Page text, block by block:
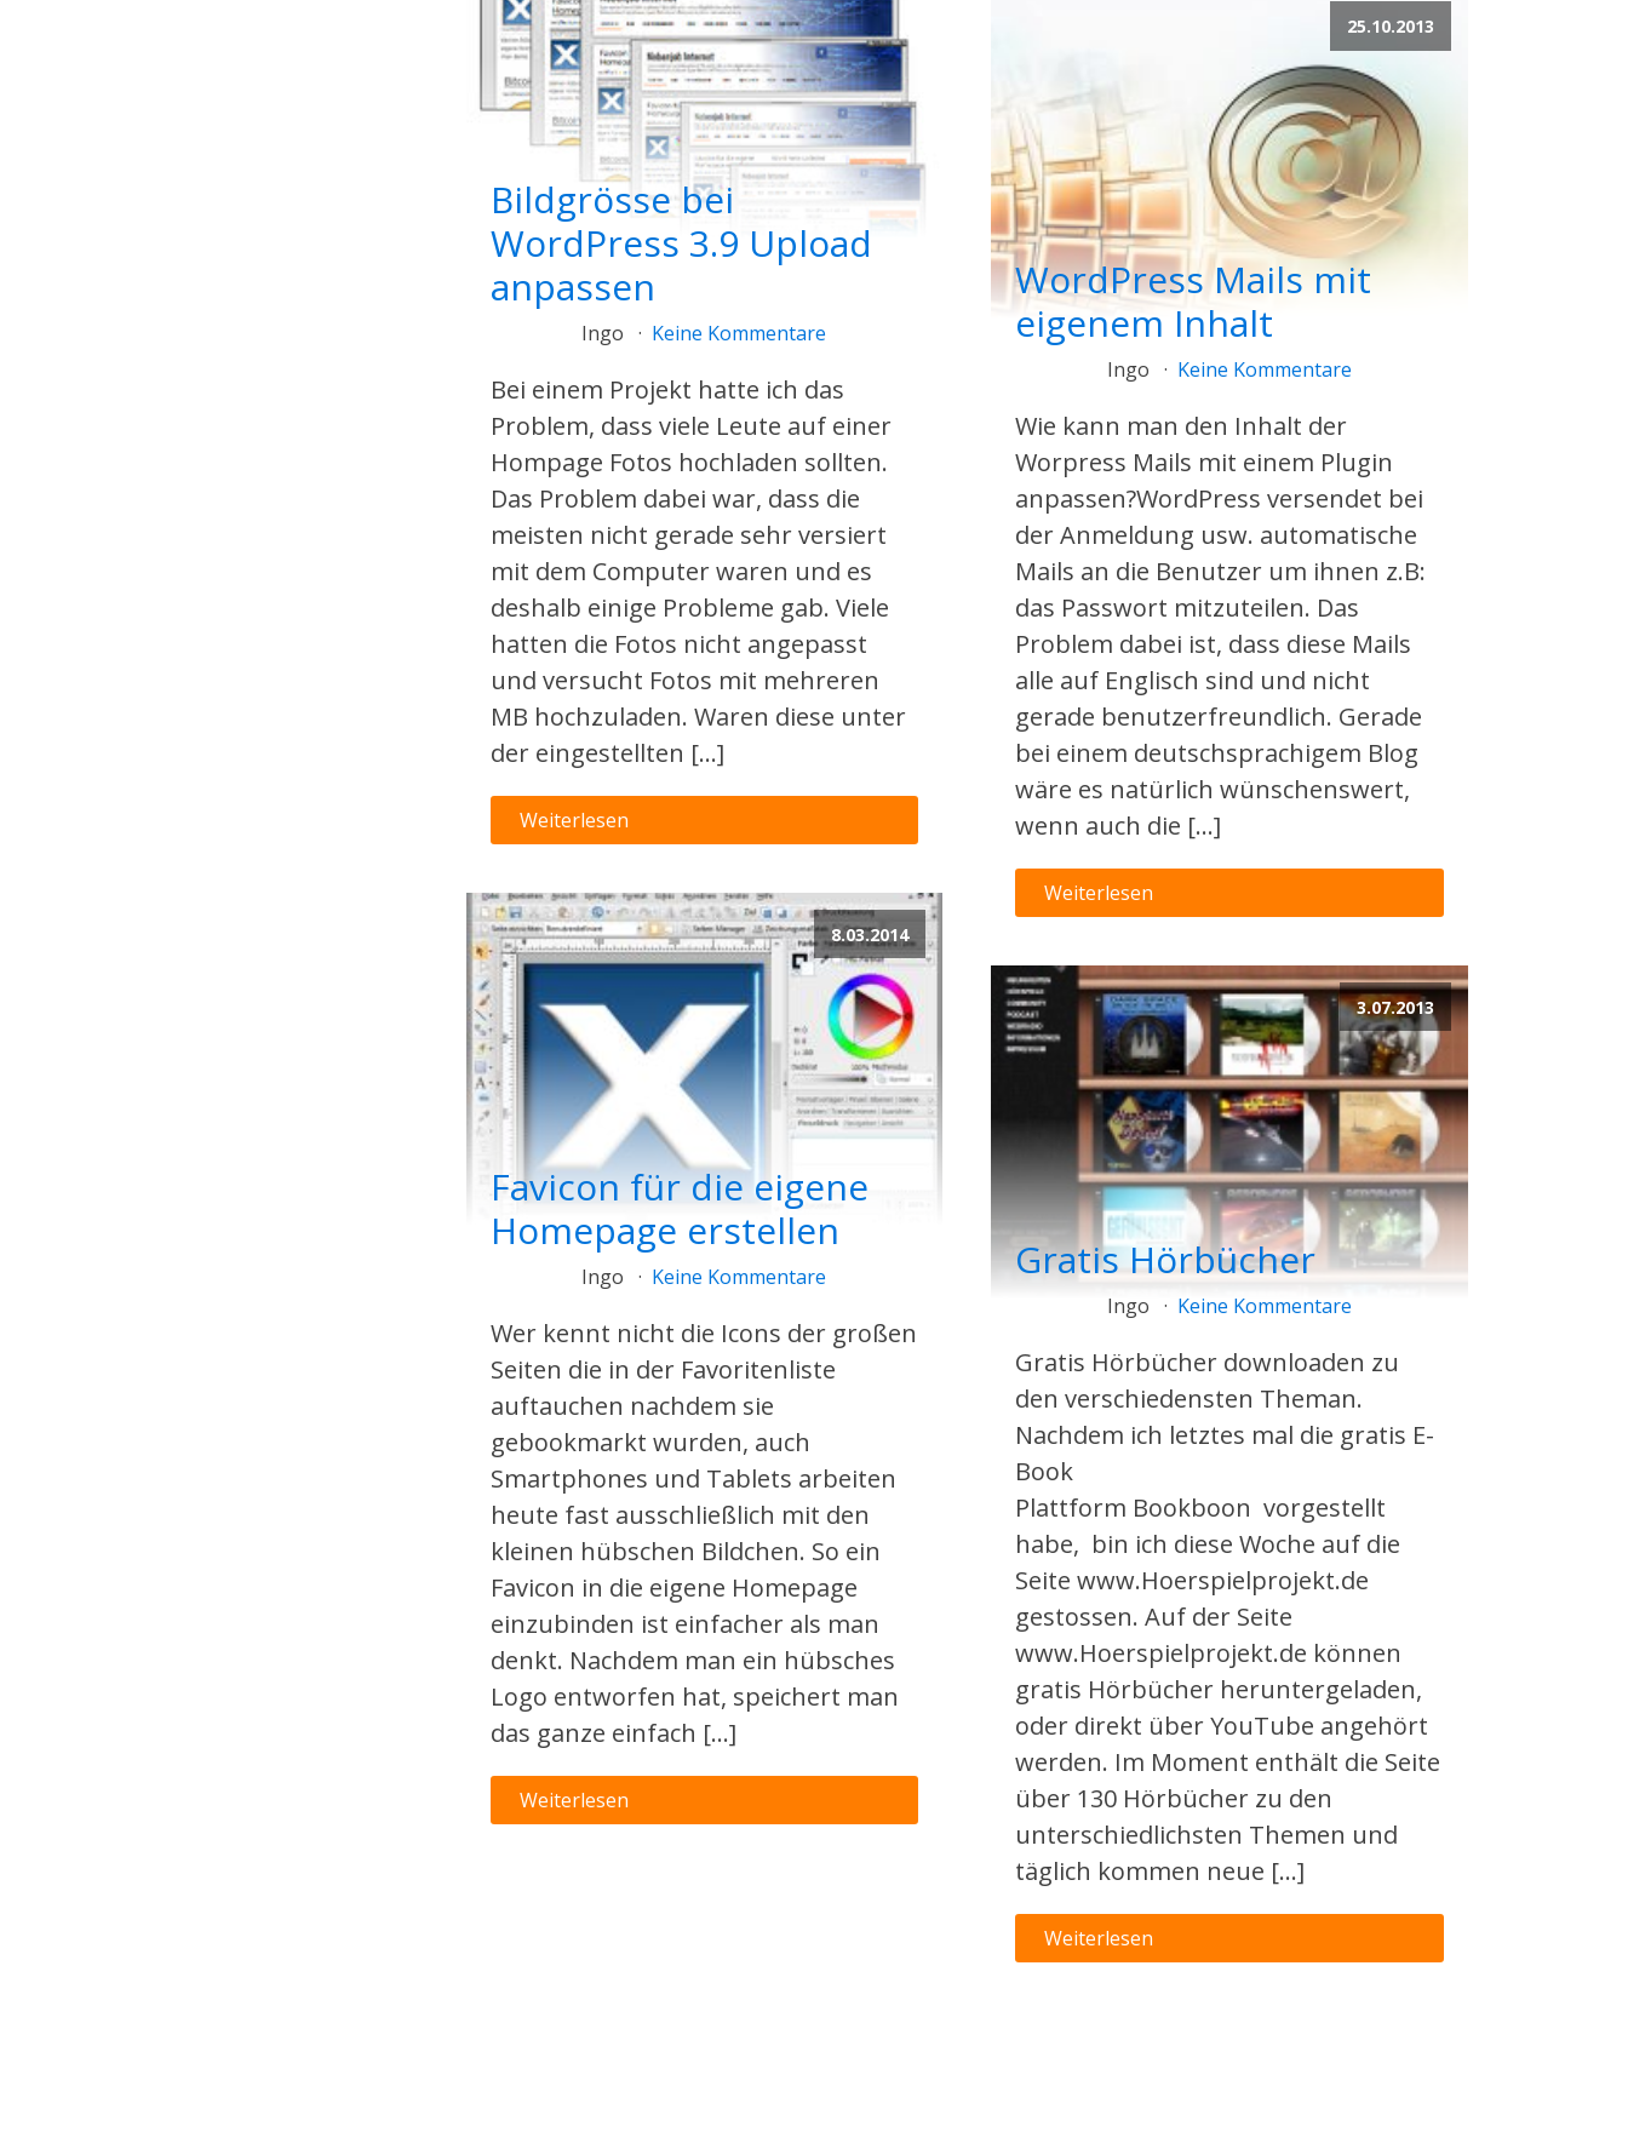
Bildgrösse bei
WordPress 3.9 Upload
anpassen
Ingo Keine Kommentare
Bei einem Projekt hatte ich das
Problem, dass viele Leute auf einer
Hompage Fotos hochladen sollten.
Das Problem dabei war, dass die
meisten nicht gerade sehr versiert
mit dem Computer waren und es
deshalb einige Probleme gab. Viele
hatten die Fotos nicht angepasst
und versucht Fotos mit mehreren
MB hochzuladen. Waren diese unter
der eingestellten […]
Weiterlesen
8.03.2014
Favicon für die eigene
Homepage erstellen
Ingo Keine Kommentare
Wer kennt nicht die Icons der großen
Seiten die in der Favoritenliste
auftauchen nachdem sie
gebookmarkt wurden, auch
Smartphones und Tablets arbeiten
heute fast ausschließlich mit den
kleinen hübschen Bildchen. So ein
Favicon in die eigene Homepage
einzubinden ist einfacher als man
denkt. Nachdem man ein hübsches
Logo entworfen hat, speichert man
das ganze einfach […]
Weiterlesen
25.10.2013
WordPress Mails mit
eigenem Inhalt
Ingo Keine Kommentare
Wie kann man den Inhalt der
Worpress Mails mit einem Plugin
anpassen?WordPress versendet bei
der Anmeldung usw. automatische
Mails an die Benutzer um ihnen z.B:
das Passwort mitzuteilen. Das
Problem dabei ist, dass diese Mails
alle auf Englisch sind und nicht
gerade benutzerfreundlich. Gerade
bei einem deutschsprachigem Blog
wäre es natürlich wünschenswert,
wenn auch die […]
Weiterlesen
3.07.2013
Gratis Hörbücher
Ingo Keine Kommentare
Gratis Hörbücher downloaden zu
den verschiedensten Theman.
Nachdem ich letztes mal die gratis E-
Book
Plattform Bookboon vorgestellt
habe, bin ich diese Woche auf die
Seite www.Hoerspielprojekt.de
gestossen. Auf der Seite
www.Hoerspielprojekt.de können
gratis Hörbücher heruntergeladen,
oder direkt über YouTube angehört
werden. Im Moment enthält die Seite
über 130 Hörbücher zu den
unterschiedlichsten Themen und
täglich kommen neue […]
Weiterlesen